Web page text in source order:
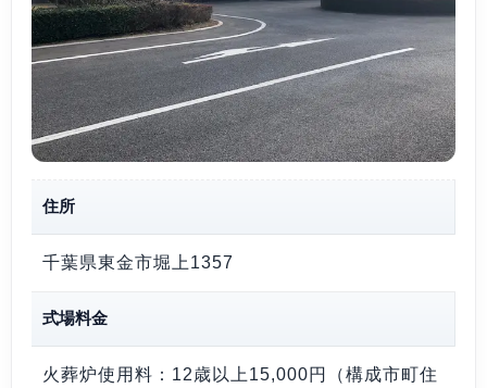
住所
千葉県東金市堀上1357
式場料金
火葬炉使用料：12歳以上 15,000円（構成市町住